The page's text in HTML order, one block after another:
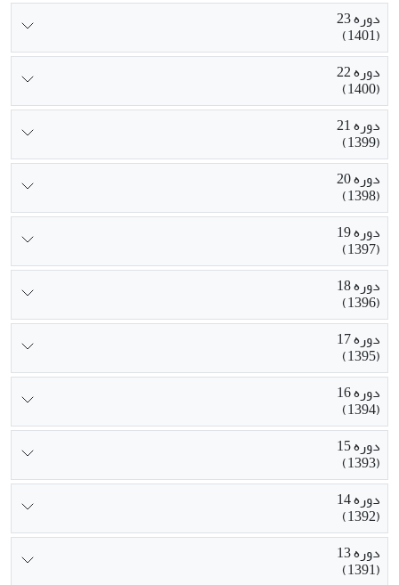
دوره 23
(1401)
دوره 22
(1400)
دوره 21
(1399)
دوره 20
(1398)
دوره 19
(1397)
دوره 18
(1396)
دوره 17
(1395)
دوره 16
(1394)
دوره 15
(1393)
دوره 14
(1392)
دوره 13
(1391)